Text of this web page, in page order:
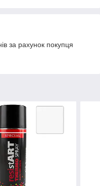
за рахунок покупця